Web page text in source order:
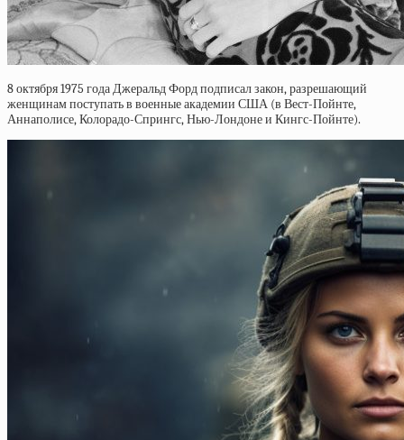
8 октября 1975 года Джеральд Форд подписал закон, разрешающий
женщинам поступать в военные академии США (в Вест-Пойнте,
Аннаполисе, Колорадо-Спрингс, Нью-Лондоне и Кингс-Пойнте).